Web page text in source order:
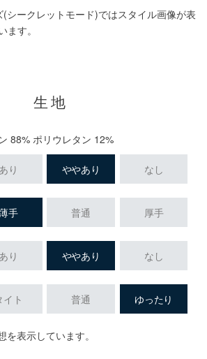
シークレットモード)ではスタイル画像が表
す。
生地
88% ポリウレタン 12%
あり ややあり なし
手 普通 厚手
あり ややあり なし
イト 普通 ゆったり
表示しています。